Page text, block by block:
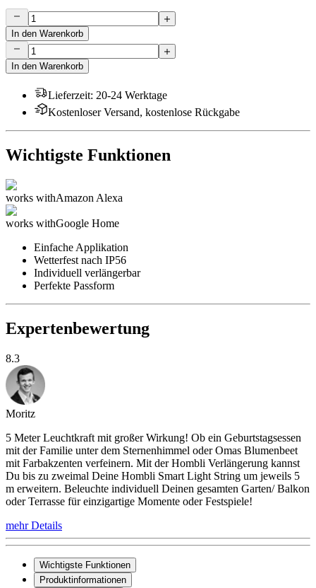
In den Warenkorb
In den Warenkorb
Lieferzeit: 20-24 Werktage
Kostenloser Versand, kostenlose Rückgabe
Wichtigste Funktionen
works withAmazon Alexa
works withGoogle Home
Einfache Applikation
Wetterfest nach IP56
Individuell verlängerbar
Perfekte Passform
Expertenbewertung
8.3
Moritz
5 Meter Leuchtkraft mit großer Wirkung! Ob ein Geburtstagsessen
mit der Familie unter dem Sternenhimmel oder Omas Blumenbeet
mit Farbakzenten verfeinern. Mit der Hombli Verlängerung kannst
Du bis zu zweimal Deine Hombli Smart Light String um jeweils 5
m erweitern. Beleuchte individuell Deinen gesamten Garten/ Balkon
oder Terrasse für einzigartige Momente oder Festspiele!
mehr Details
Wichtigste Funktionen
Produktinformationen